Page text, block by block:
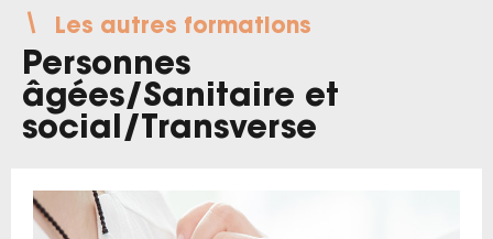
Les autres formations
Personnes
âgées/Sanitaire et
social/ Transverse